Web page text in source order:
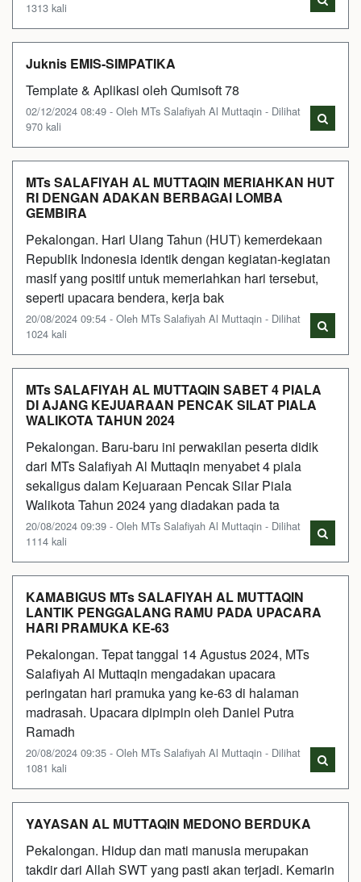
1313 kali
Juknis EMIS-SIMPATIKA
Template & Aplikasi oleh Qumisoft 78
02/12/2024 08:49 - Oleh MTs Salafiyah Al Muttaqin - Dilihat
970 kali
MTs SALAFIYAH AL MUTTAQIN MERIAHKAN HUT
RI DENGAN ADAKAN BERBAGAI LOMBA
GEMBIRA
Pekalongan. Hari Ulang Tahun (HUT) kemerdekaan
Republik Indonesia identik dengan kegiatan-kegiatan
masif yang positif untuk memeriahkan hari tersebut,
seperti upacara bendera, kerja bak
20/08/2024 09:54 - Oleh MTs Salafiyah Al Muttaqin - Dilihat
1024 kali
MTs SALAFIYAH AL MUTTAQIN SABET 4 PIALA
DI AJANG KEJUARAAN PENCAK SILAT PIALA
WALIKOTA TAHUN 2024
Pekalongan. Baru-baru ini perwakilan peserta didik
dari MTs Salafiyah Al Muttaqin menyabet 4 piala
sekaligus dalam Kejuaraan Pencak Silar Piala
Walikota Tahun 2024 yang diadakan pada ta
20/08/2024 09:39 - Oleh MTs Salafiyah Al Muttaqin - Dilihat
1114 kali
KAMABIGUS MTs SALAFIYAH AL MUTTAQIN
LANTIK PENGGALANG RAMU PADA UPACARA
HARI PRAMUKA KE-63
Pekalongan. Tepat tanggal 14 Agustus 2024, MTs
Salafiyah Al Muttaqin mengadakan upacara
peringatan hari pramuka yang ke-63 di halaman
madrasah. Upacara dipimpin oleh Daniel Putra
Ramadh
20/08/2024 09:35 - Oleh MTs Salafiyah Al Muttaqin - Dilihat
1081 kali
YAYASAN AL MUTTAQIN MEDONO BERDUKA
Pekalongan. Hidup dan mati manusia merupakan
takdir dari Allah SWT yang pasti akan terjadi. Kemarin